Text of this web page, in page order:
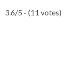
3.6/5 - (11 votes)